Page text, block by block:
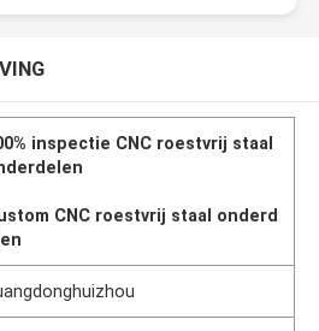
inspectie CNC roestvrij staal
CNC roestvrij staal onderd